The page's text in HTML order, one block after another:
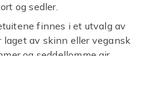
og sedler.
finnes i et utvalg av
laget av skinn eller vegansk
og seddellomme gir